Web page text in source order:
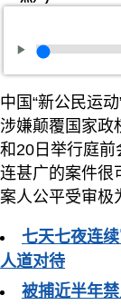
中国“新公民运
涉嫌颠覆国家政
和20日举行庭前
连甚广的案件很
案人公平受审极
七天七夜连
人道对待
被捕近半年